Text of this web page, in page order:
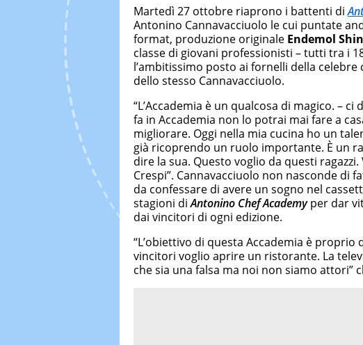
Martedì 27 ottobre riaprono i battenti di
Antonino Cannavacciuolo le cui puntate
format, produzione originale Endemol
classe di giovani professionisti – tutti tra i
l’ambitissimo posto ai fornelli della celebre
dello stesso Cannavacciuolo.
“L’Accademia è un qualcosa di magico. –
fa in Accademia non lo potrai mai fare a
migliorare. Oggi nella mia cucina ho un
già ricoprendo un ruolo importante. È un
dire la sua. Questo voglio da questi
Crespi”. Cannavacciuolo non nasconde di
da confessare di avere un sogno nel
stagioni diAntonino Chef Academyper dar
dai vincitori di ogni edizione.
“L’obiettivo di questa Accademia è
vincitori voglio aprire un ristorante. La
che sia una falsa ma noi non siamo attori”